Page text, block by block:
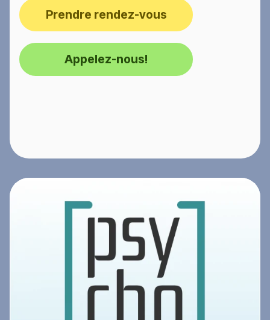
Prendre rendez-vous
Appelez-nous!